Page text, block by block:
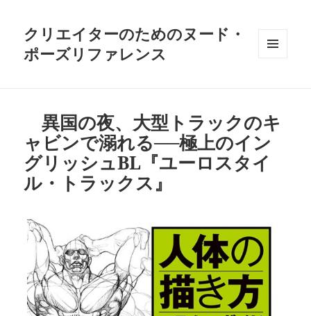
クリエイターのためのヌード・
ポーズリファレンス
異国の夜、大型トラックのキ
ャビンで溺れる──極上のイン
グリッシュBL『ユーロスタイ
ル・トラックス』